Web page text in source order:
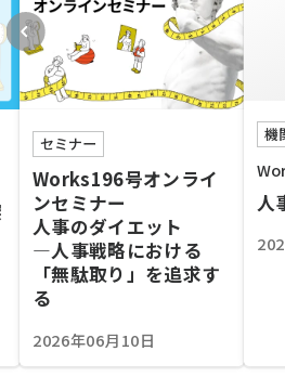
セミナー
Works196号オンライ
ンセミナー
人事のダイエット
―人事戦略における
「無駄取り」を追求す
る
2026年06月10日
機
人